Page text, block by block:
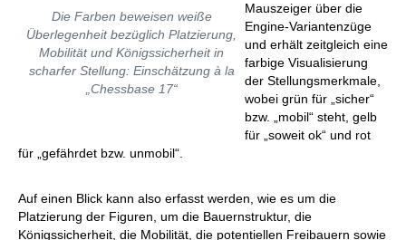
Die Farben beweisen weiße
Überlegenheit bezüglich Platzierung,
Mobilität und Königssicherheit in
scharfer Stellung: Einschätzung à la
„Chessbase 17“
Mauszeiger über die
Engine-Variantenzüge
und erhält zeitgleich eine
farbige Visualisierung
der Stellungsmerkmale,
wobei grün für „sicher“
bzw. „mobil“ steht, gelb
für „soweit ok“ und rot
für „gefährdet bzw. unmobil“.
Auf einen Blick kann also erfasst werden, wie es um die
Platzierung der Figuren, um die Bauernstruktur, die
Königssicherheit, die Mobilität, die potentiellen Freibauern sowie